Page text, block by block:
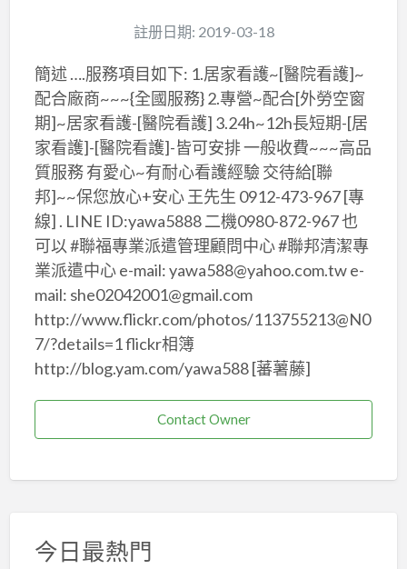
註册日期: 2019-03-18
簡述 ….服務項目如下: 1.居家看護~[醫院看護]~
配合廠商~~~{全國服務} 2.專營~配合[外勞空窗
期]~居家看護-[醫院看護] 3.24h~12h長短期-[居
家看護]-[醫院看護]-皆可安排 一般收費~~~高品
質服務 有愛心~有耐心看護經驗 交待給[聯
邦]~~保您放心+安心 王先生 0912-473-967 [專
線] . LINE ID:yawa5888 二機0980-872-967 也
可以 #聯福專業派遣管理顧問中心 #聯邦清潔專
業派遣中心 e-mail: yawa588@yahoo.com.tw e-
mail: she02042001@gmail.com
http://www.flickr.com/photos/113755213@N0
7/?details=1 flickr相簿
http://blog.yam.com/yawa588 [蕃薯藤]
Contact Owner
今日最熱門